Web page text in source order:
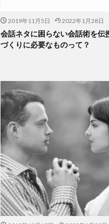
2019年11月5日 2022年1月28日
会話ネタに困らない会話術を伝
づくりに必要なものって？